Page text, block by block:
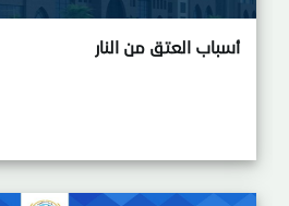
أسباب العتق من النار